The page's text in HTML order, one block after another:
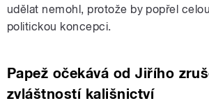
udělat nemohl, protože by popřel
politickou koncepci.
Papež očekává od Jiřího
zvláštností kališnictví